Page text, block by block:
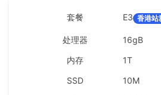
E3 香港站
16gB
1T
10M